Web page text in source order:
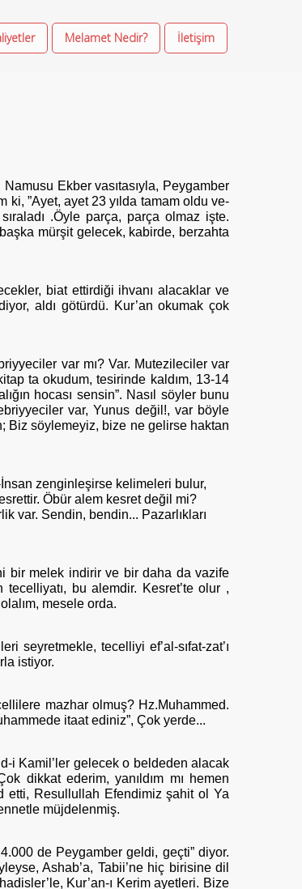
Melamet Nedir? İletişim
Ekber vasıtasıyla, Peygamber
”Ayet, ayet 23 yılda tamam oldu ve-
.Öyle parça, parça olmaz işte.
mürşit gelecek, kabirde, berzahta
biat ettirdiği ihvanı alacaklar ve
aldı götürdü. Kur’an okumak çok
var mı? Var. Mutezileciler var
ta okudum, tesirinde kaldım, 13-14
hocası sensin”. Nasıl söyler bunu
var, Yunus değil!, var böyle
Biz söylemeyiz, bize ne gelirse haktan
zenginleşirse kelimeleri bulur,
Öbür alem kesret değil mi?
var. Sendin, bendin... Pazarlıkları
bir melek indirir ve bir daha da vazife
bu alemdir. Kesret’te olur ,
mesele orda.
seyretmekle, tecelliyi ef’al-sıfat-zat’ı
istiyor.
mazhar olmuş? Hz.Muhammed.
itaat ediniz”, Çok yerde...
i Kamil’ler gelecek o beldeden alacak
dikkat ederim, yanıldım mı hemen
etti, Resullullah Efendimiz şahit ol Ya
müjdelenmiş.
de Peygamber geldi, geçti” diyor.
Ashab’a, Tabii’ne hiç birisine dil
Kur’an-ı Kerim ayetleri. Bize